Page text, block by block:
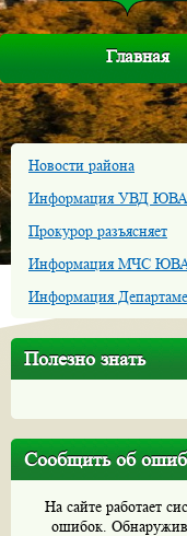
Главная
Новости района
Информация УВД
Прокурор разъясняет
Информация МЧС
Информация
Полезно знать
Сообщить об
На сайте работает
ошибок. Обнаружив